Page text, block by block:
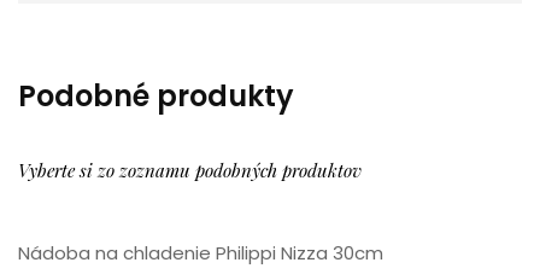
Podobné produkty
Vyberte si zo zoznamu podobných produktov
Nádoba na chladenie Philippi Nizza 30cm